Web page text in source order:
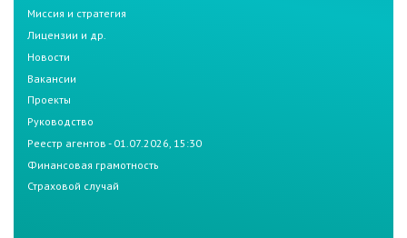
Миссия и стратегия
Лицензии и др.
Новости
Вакансии
Проекты
Руководство
Реестр агентов - 01.07.2026, 15:30
Финансовая грамотность
Страховой случай